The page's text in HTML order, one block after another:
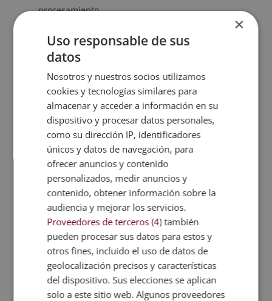
procesamiento.
Fórmate en nutrición y contribuye a mejorar la
calidad de las dietas de los demás. Incluye en el
elaborar planes de alimentación saludables y
equilibrados con la formación especializada que te
ofrece Esneca Business School. ¡Inscríbete!
Técnico Experto en Dietética y Nutrición +
Máster Experto en Coaching Nutricional
Quizá te interese...
Alimentos
antiinflamatorios:
cuáles son y cómo…
¿Qué son los alimentos
funcionales? Ejemplos
¿Cuáles son los
¿Qué son los miedos
×
Uso responsable de sus
datos
Nosotros y nuestros socios utilizamos
cookies y tecnologías similares para
almacenar y acceder a información en su
dispositivo y procesar datos personales,
como su dirección IP, identificadores
únicos y datos de navegación, para
ofrecer anuncios y contenido
personalizados, medir anuncios y
contenido, obtener información sobre la
audiencia y mejorar los servicios.
Proveedores de terceros (4) también
pueden procesar sus datos para estos y
otros fines, incluido el uso de datos de
geolocalización precisos y características
del dispositivo. Sus elecciones se aplican
solo a este sitio web. Algunos proveedores